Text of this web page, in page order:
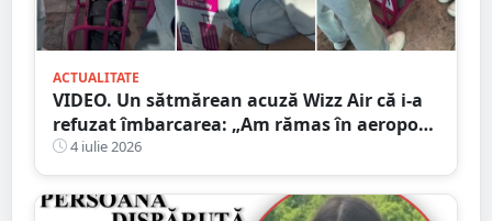
ACTUALITATE
VIDEO. Un sătmărean acuză Wizz Air că i-a
refuzat îmbarcarea: „Am rămas în aeroport
cu băiețelul nostru de 2 ani”
4 iulie 2026